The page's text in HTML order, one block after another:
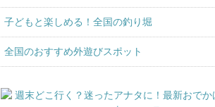
子どもと楽しめる！全国の釣り堀
全国のおすすめ外遊びスポット